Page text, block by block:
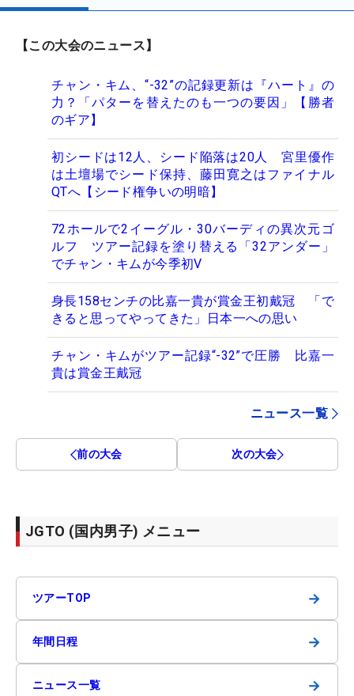
【この大会のニュース】
チャン・キム、“-32”の記録更新は『ハート』の
力？「パターを替えたのも一つの要因」【勝者
のギア】
初シードは12人、シード陥落は20人 宮里優作
は土壇場でシード保持、藤田寛之はファイナル
QTへ【シード権争いの明暗】
72ホールで2イーグル・30バーディの異次元ゴ
ルフ ツアー記録を塗り替える「32アンダー」
でチャン・キムが今季初V
身長158センチの比嘉一貴が賞金王初戴冠 「で
きると思ってやってきた」日本一への思い
チャン・キムがツアー記録“-32”で圧勝 比嘉一
貴は賞金王戴冠
ニュース一覧
前の大会 次の大会
JGTO (国内男子) メニュー
ツアーTOP →
年間日程 →
ニュース一覧 →